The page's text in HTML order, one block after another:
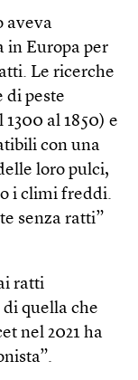
aveva
in Europa per
Le ricerche
di peste
al 1850) e
con una
loro pulci,
i climi freddi.
senza ratti”
ratti
quella che
nel 2021 ha